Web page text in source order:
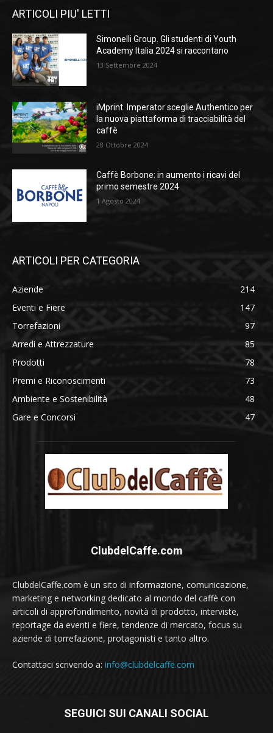
ARTICOLI PIU' LETTI
Simonelli Group. Gli studenti di Youth
Academy Italia 2024 si raccontano
13 Settembre 2024
iMprint. Imperator sceglie Authentico per
la nuova piattaforma di tracciabilità del
caffè
28 Ottobre 2024
Caffè Borbone: in aumento i ricavi del
primo semestre 2024
1 Agosto 2024
ARTICOLI PER CATEGORIA
Aziende
214
Eventi e Fiere
147
Torrefazioni
97
Arredi e Attrezzature
85
Prodotti
78
Premi e Riconoscimenti
73
Ambiente e Sostenibilità
48
Gare e Concorsi
47
ClubdelCaffe.com
ClubdelCaffe.com è un sito di informazione, comunicazione,
marketing e networking dedicato al mondo del caffè con
articoli di approfondimento, novità di prodotto, interviste,
reportage da eventi e fiere, tendenze di mercato, focus su
aziende di torrefazione, protagonisti e tanto altro.
Contattaci scrivendo a: info@clubdelcaffe.com
SEGUICI SUI CANALI SOCIAL